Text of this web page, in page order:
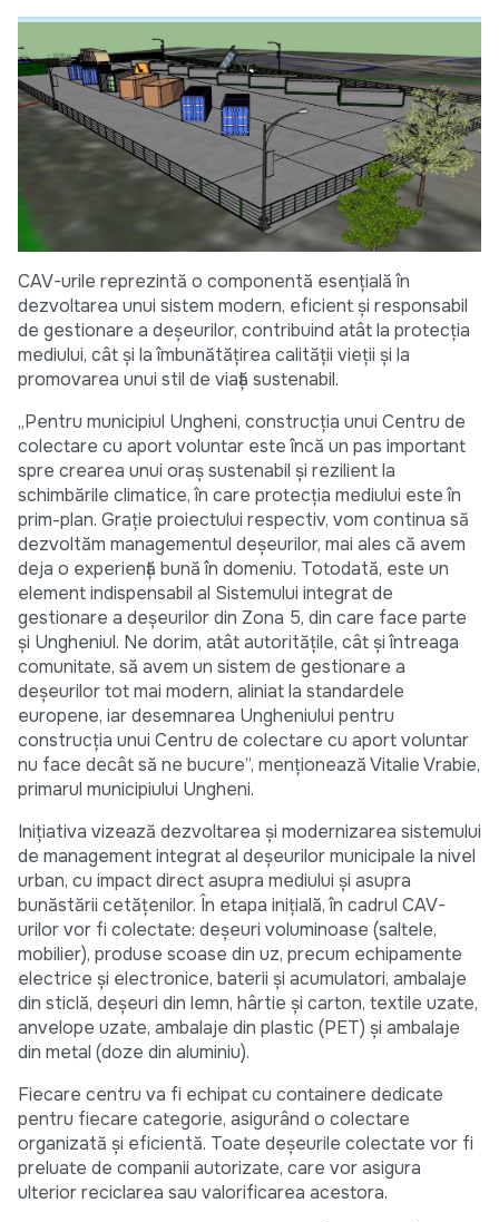
CAV-urile reprezintă o componentă esențială în
dezvoltarea unui sistem modern, eficient și responsabil
de gestionare a deșeurilor, contribuind atât la protecția
mediului, cât și la îmbunătățirea calității vieții și la
promovarea unui stil de viață sustenabil.
„Pentru municipiul Ungheni, construcția unui Centru de
colectare cu aport voluntar este încă un pas important
spre crearea unui oraș sustenabil și rezilient la
schimbările climatice, în care protecția mediului este în
prim-plan. Grație proiectului respectiv, vom continua să
dezvoltăm managementul deșeurilor, mai ales că avem
deja o experiență bună în domeniu. Totodată, este un
element indispensabil al Sistemului integrat de
gestionare a deșeurilor din Zona 5, din care face parte
și Ungheniul. Ne dorim, atât autoritățile, cât și întreaga
comunitate, să avem un sistem de gestionare a
deșeurilor tot mai modern, aliniat la standardele
europene, iar desemnarea Ungheniului pentru
construcția unui Centru de colectare cu aport voluntar
nu face decât să ne bucure”, menționează Vitalie Vrabie,
primarul municipiului Ungheni.
Inițiativa vizează dezvoltarea și modernizarea sistemului
de management integrat al deșeurilor municipale la nivel
urban, cu impact direct asupra mediului și asupra
bunăstării cetățenilor. În etapa inițială, în cadrul CAV-
urilor vor fi colectate: deșeuri voluminoase (saltele,
mobilier), produse scoase din uz, precum echipamente
electrice și electronice, baterii și acumulatori, ambalaje
din sticlă, deșeuri din lemn, hârtie și carton, textile uzate,
anvelope uzate, ambalaje din plastic (PET) și ambalaje
din metal (doze din aluminiu).
Fiecare centru va fi echipat cu containere dedicate
pentru fiecare categorie, asigurând o colectare
organizată și eficientă. Toate deșeurile colectate vor fi
preluate de companii autorizate, care vor asigura
ulterior reciclarea sau valorificarea acestora.